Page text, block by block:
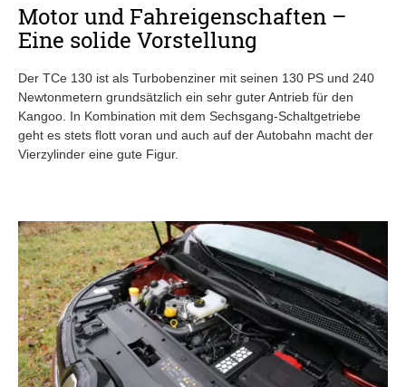
Motor und Fahreigenschaften –
Eine solide Vorstellung
Der TCe 130 ist als Turbobenziner mit seinen 130 PS und 240
Newtonmetern grundsätzlich ein sehr guter Antrieb für den
Kangoo. In Kombination mit dem Sechsgang-Schaltgetriebe
geht es stets flott voran und auch auf der Autobahn macht der
Vierzylinder eine gute Figur.